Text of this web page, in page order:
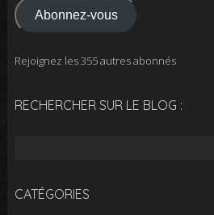
Abonnez-vous
Rejoignez les 355 autres abonnés
RECHERCHER SUR LE BLOG :
CATÉGORIES